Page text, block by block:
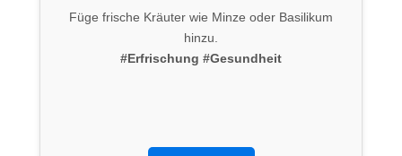
Füge frische Kräuter wie Minze oder Basilikum
hinzu.
#Erfrischung #Gesundheit